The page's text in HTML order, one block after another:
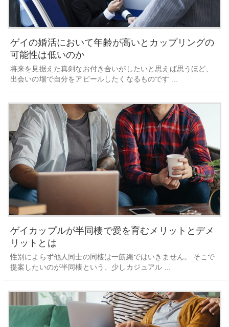
ゲイの婚活において年齢が高いとカップリングの
可能性は低いのか
将来を見据えた真剣なお付き合いがしたいと思えば思うほど、
出会いの場で自分をアピールしたくなるものです ...
ゲイカップルが半同棲で愛を育むメリットとデメ
リットとは
性別によらず他人同士の同棲は一筋縄ではいきません。 そこで
提案したいのが半同棲という、少しカジュアル ...